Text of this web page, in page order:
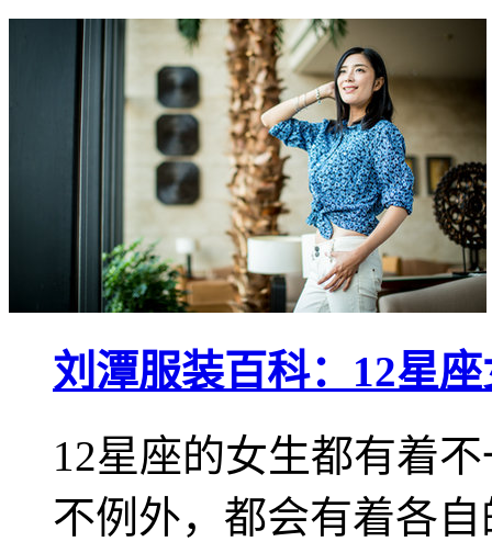
刘潭服装百科：12星
12星座的女生都有着
不例外，都会有着各